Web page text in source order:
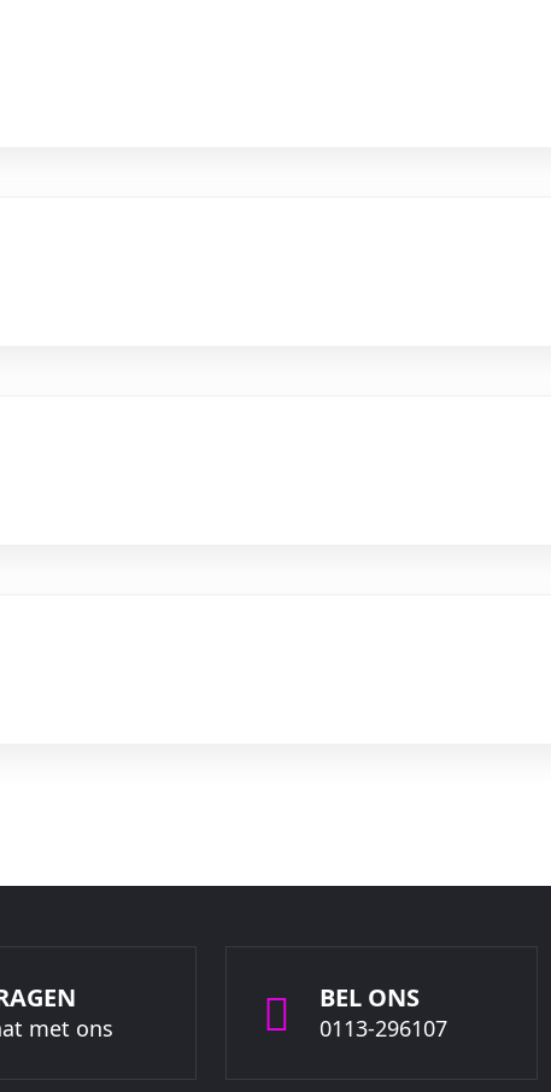
met ons
BEL ONS
0113-296107